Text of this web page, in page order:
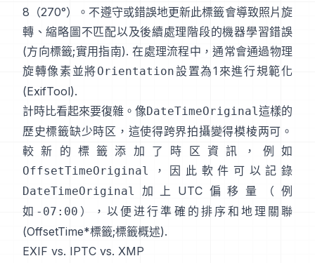
8（270°）。不遵守或錯誤地更新此標籤會導致照片旋
轉、縮略圖不匹配以及後續處理階段的機器學習錯誤
(方向標籤;實用指南). 在處理流程中，通常會通過物理
旋轉像素並將Orientation設置為1來進行規範化
(ExifTool).
計時比看起來要復雜。像DateTimeOriginal這樣的
歷史標籤缺少時区，這使得跨界拍攝變得模棱两可。
較新的標籤添加了時区資訊，例如
OffsetTimeOriginal ，因此軟件可以記錄
DateTimeOriginal
加上UTC偏移量（例
如 -07:00 ），以便进行準確的排序和地理關聯
(OffsetTime*標籤;標籤概述).
EXIF vs. IPTC vs. XMP